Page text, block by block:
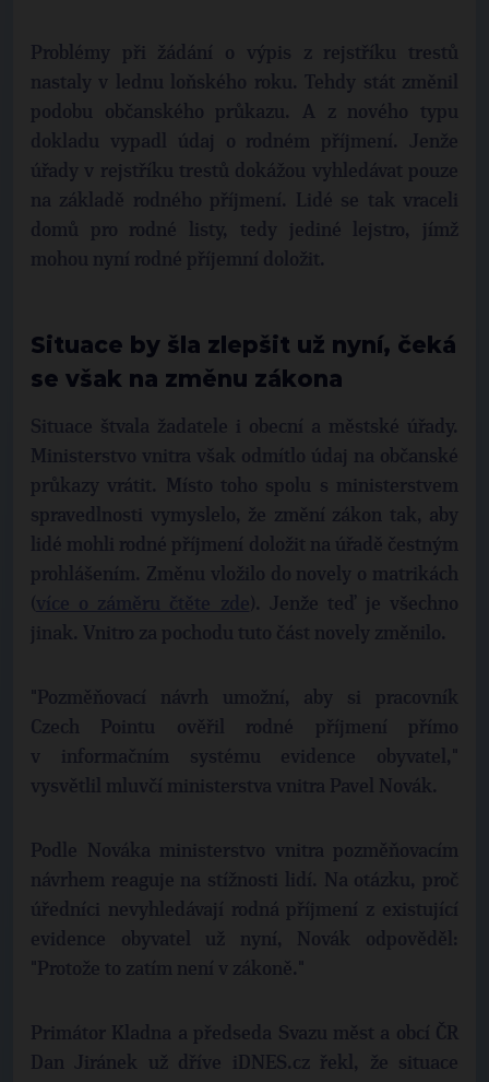
Problémy při žádání o výpis z rejstříku trestů
nastaly v lednu loňského roku. Tehdy stát změnil
podobu občanského průkazu. A z nového typu
dokladu vypadl údaj o rodném příjmení. Jenže
úřady v rejstříku trestů dokážou vyhledávat pouze
na základě rodného příjmení. Lidé se tak vraceli
domů pro rodné listy, tedy jediné lejstro, jímž
mohou nyní rodné příjemní doložit.
Situace by šla zlepšit už nyní, čeká
se však na změnu zákona
Situace štvala žadatele i obecní a městské úřady.
Ministerstvo vnitra však odmítlo údaj na občanské
průkazy vrátit. Místo toho spolu s ministerstvem
spravedlnosti vymyslelo, že změní zákon tak, aby
lidé mohli rodné příjmení doložit na úřadě čestným
prohlášením. Změnu vložilo do novely o matrikách
(
). Jenže teď je všechno
jinak. Vnitro za pochodu tuto část novely změnilo.
"Pozměňovací návrh umožní, aby si pracovník
Czech Pointu ověřil rodné příjmení přímo
v informačním systému evidence obyvatel,"
vysvětlil mluvčí ministerstva vnitra Pavel Novák.
Podle Nováka ministerstvo vnitra pozměňovacím
návrhem reaguje na stížnosti lidí. Na otázku, proč
úředníci nevyhledávají rodná příjmení z existující
evidence obyvatel už nyní, Novák odpověděl:
"Protože to zatím není v zákoně."
Primátor Kladna a předseda Svazu měst a obcí ČR
Dan Jiránek už dříve iDNES.cz řekl, že situace